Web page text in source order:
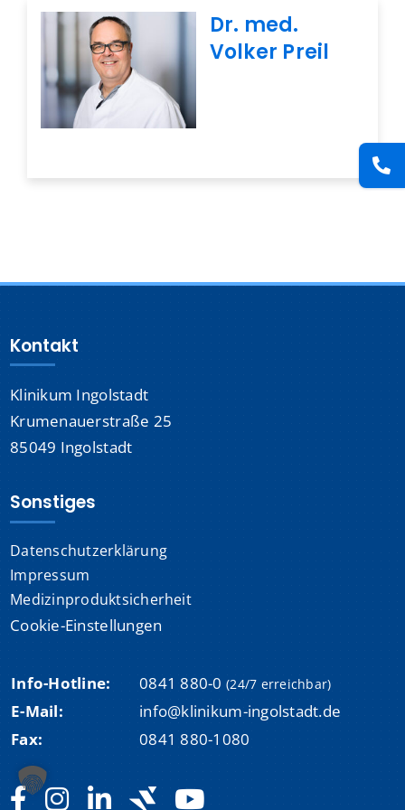
Presse
Kontakt
Dr. med.
Volker Preil
Kontakt
Klinikum Ingolstadt
Krumenauerstraße 25
85049 Ingolstadt
Sonstiges
Datenschutzerklärung
Impressum
Medizinproduktsicherheit
Cookie-Einstellungen
Info-Hotline: 0841 880-0 (24/7 erreichbar)
E-Mail:
info@klinikum-ingolstadt.de
Fax:
0841 880-1080